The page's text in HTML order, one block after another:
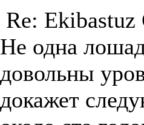
Re: Ekibastuz
Не одна
довольны
докажет